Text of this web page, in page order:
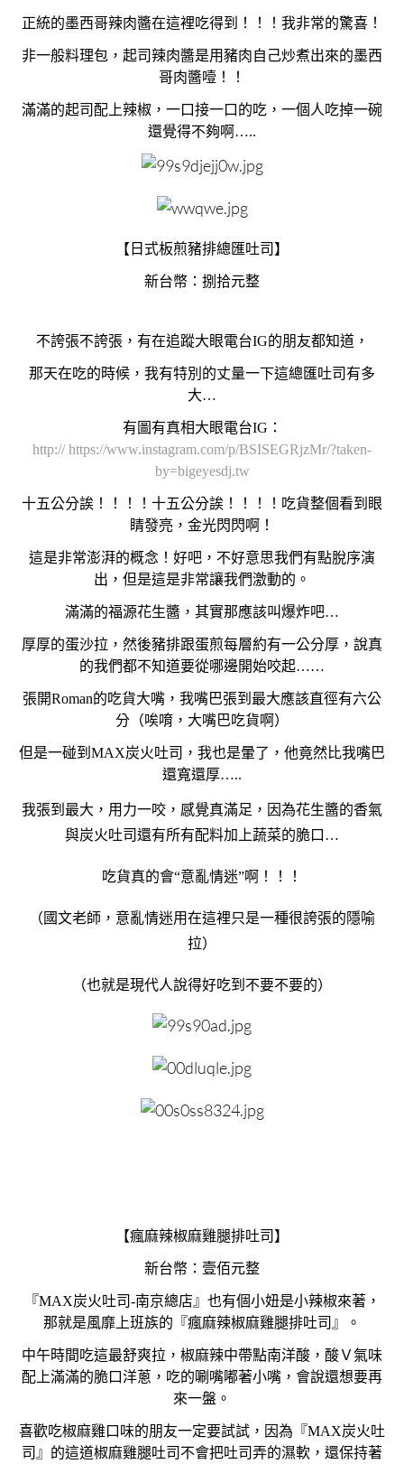
正統的墨西哥辣肉醬在這裡吃得到！！！我非常的驚喜！
非一般料理包，起司辣肉醬是用豬肉自己炒煮出來的墨西
哥肉醬噎！！
滿滿的起司配上辣椒，一口接一口的吃，一個人吃掉一碗
還覺得不夠啊…..
【日式板煎豬排總匯吐司】
新台幣：捌拾元整
不誇張不誇張，有在追蹤大眼電台IG的朋友都知道，
那天在吃的時候，我有特別的丈量一下這總匯吐司有多
大…
有圖有真相大眼電台IG：
http:// https://www.instagram.com/p/BSISEGRjzMr/?taken-
by=bigeyesdj.tw
十五公分誒！！！！十五公分誒！！！！ 吃貨整個看到眼
睛發亮，金光閃閃啊！
這是非常澎湃的概念！好吧，不好意思我們有點脫序演
出，但是這是非常讓我們激動的。
滿滿的福源花生醬，其實那應該叫爆炸吧…
厚厚的蛋沙拉，然後豬排跟蛋煎每層約有一公分厚，說真
的我們都不知道要從哪邊開始咬起……
張開Roman的吃貨大嘴，我嘴巴張到最大應該直徑有六公
分（唉唷，大嘴巴吃貨啊）
但是一碰到 MAX炭火吐司，我也是暈了，他竟然比我嘴巴
還寬還厚…..
我張到最大，用力一咬，感覺真滿足，因為花生醬的香氣
與炭火吐司還有所有配料加上蔬菜的脆口…
吃貨真的會“意亂情迷”啊！！！
（國文老師，意亂情迷用在這裡只是一種很誇張的隱喻
拉）
（也就是現代人說得好吃到不要不要的）
【瘋麻辣椒麻雞腿排吐司】
新台幣：壹佰元整
『MAX炭火吐司-南京總店』也有個小妞是小辣椒來著，
那就是風靡上班族的『瘋麻辣椒麻雞腿排吐司』。
中午時間吃這最舒爽拉，椒麻辣中帶點南洋酸，酸Ｖ氣味
配上滿滿的脆口洋蔥，吃的唰嘴嘟著小嘴，會說還想要再
來一盤。
喜歡吃椒麻雞口味的朋友一定要試試，因為『MAX炭火吐
司』的這道椒麻雞腿吐司不會把吐司弄的濕軟，還保持著